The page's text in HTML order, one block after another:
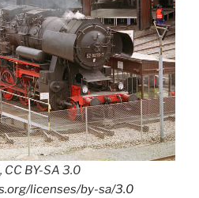
BY-SA 3.0
licenses/by-sa/3.0